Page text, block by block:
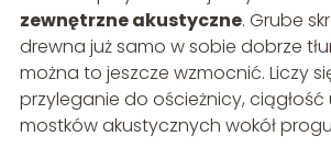
zewnętrzne akustyczne. Grube
drewna już samo w sobie dobrze
można to jeszcze wzmocnić. Liczy
przyleganie do ościeżnicy, ciągłość
mostków akustycznych wokół